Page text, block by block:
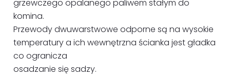
grzewczego opalanego paliwem stałym do
komina.
Przewody dwuwarstwowe odporne są na wysokie
temperatury a ich wewnętrzna ścianka jest gładka
co ogranicza
osadzanie się sadzy.